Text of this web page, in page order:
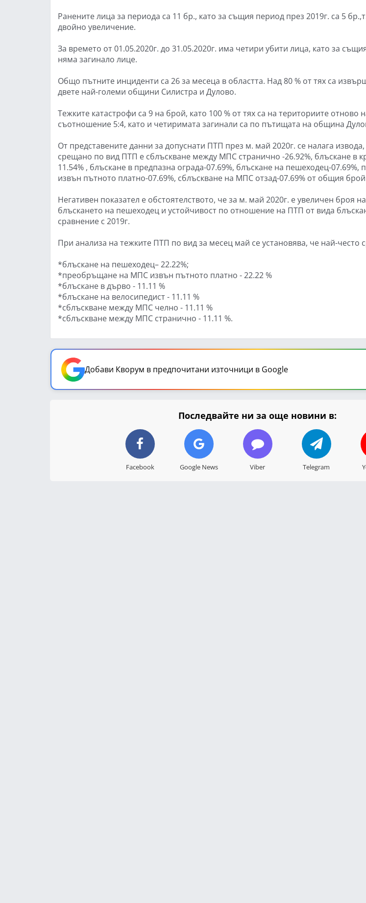
Ранените лица за периода са 11 бр., като за същия период през 2019г. са 5
двойно увеличение.
За времето от 01.05.2020г. до 31.05.2020г. има четири убити лица, като за
няма загинало лице.
Общо пътните инциденти са 26 за месеца в областта. Над 80 % от тях са
двете най-големи общини Силистра и Дулово.
Тежките катастрофи са 9 на брой, като 100 % от тях са на териториите отново
съотношение 5:4, като и четиримата загинали са по пътищата на община
От представените данни за допуснати ПТП през м. май 2020г. се налага
срещано по вид ПТП е сблъскване между МПС странично -26.92%, блъскане в
11.54% , блъскане в предпазна ограда-07.69%, блъскане на пешеходец-
извън пътното платно-07.69%, сблъскване на МПС отзад-07.69% от общия
Негативен показател е обстоятелството, че за м. май 2020г. е увеличен броя
блъскането на пешеходец и устойчивост по отношение на ПТП от вида
сравнение с 2019г.
При анализа на тежките ПТП по вид за месец май се установява, че най-често
*блъскане на пешеходец– 22.22%;
*преобръщане на МПС извън пътното платно - 22.22 %
*блъскане в дърво - 11.11 %
*блъскане на велосипедист - 11.11 %
*сблъскване между МПС челно - 11.11 %
*сблъскване между МПС странично - 11.11 %.
Добави Кворум в предпочитани източници в Google
Последвайте ни за още новини в:
Facebook Google News Viber Telegram